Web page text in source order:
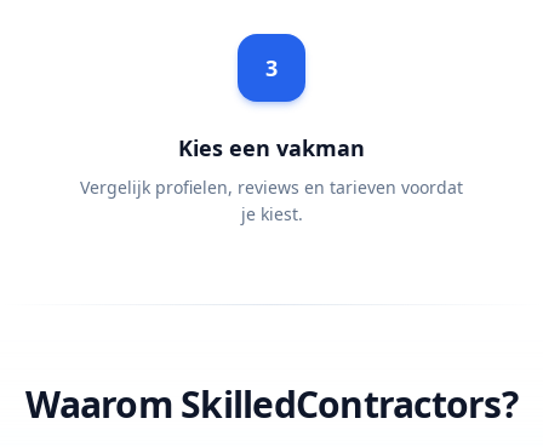
3
Kies een vakman
Vergelijk profielen, reviews en tarieven voordat
je kiest.
Waarom SkilledContractors?